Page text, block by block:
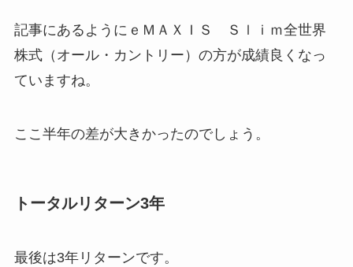
記事にあるようにｅＭＡＸＩＳ Ｓｌｉｍ全世界
株式（オール・カントリー）の方が成績良くなっ
ていますね。
ここ半年の差が大きかったのでしょう。
トータルリターン3年
最後は3年リターンです。